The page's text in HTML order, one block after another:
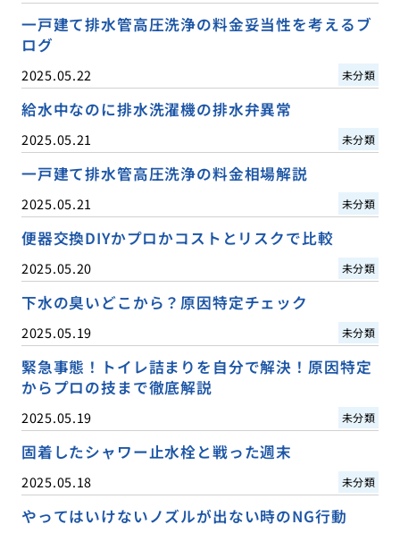
一戸建て排水管高圧洗浄の料金妥当性を考えるブ
ログ
2025.05.22 未分類
給水中なのに排水洗濯機の排水弁異常
2025.05.21 未分類
一戸建て排水管高圧洗浄の料金相場解説
2025.05.21 未分類
便器交換DIYかプロかコストとリスクで比較
2025.05.20 未分類
下水の臭いどこから？原因特定チェック
2025.05.19 未分類
緊急事態！トイレ詰まりを自分で解決！原因特定
からプロの技まで徹底解説
2025.05.19 未分類
固着したシャワー止水栓と戦った週末
2025.05.18 未分類
やってはいけないノズルが出ない時のNG行動